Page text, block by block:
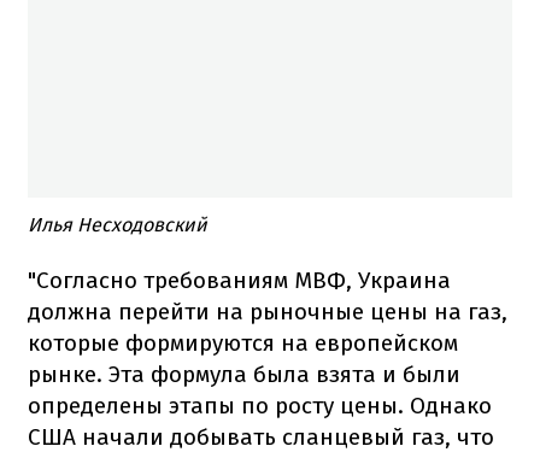
Илья Несходовский
"Согласно требованиям МВФ, Украина
должна перейти на рыночные цены на газ,
которые формируются на европейском
рынке. Эта формула была взята и были
определены этапы по росту цены. Однако
США начали добывать сланцевый газ, что